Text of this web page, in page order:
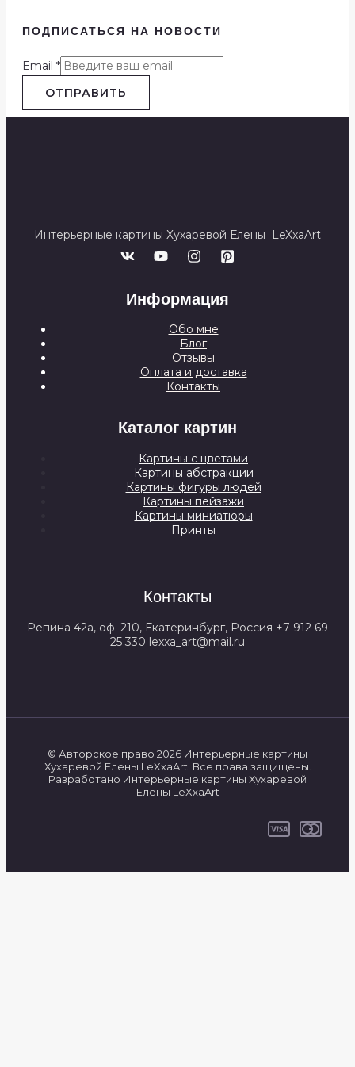
ПОДПИСАТЬСЯ НА НОВОСТИ
Email *
ОТПРАВИТЬ
Интерьерные картины Хухаревой Елены LeXxaArt
Информация
Обо мне
Блог
Отзывы
Оплата и доставка
Контакты
Каталог картин
Картины с цветами
Картины абстракции
Картины фигуры людей
Картины пейзажи
Картины миниатюры
Принты
Контакты
Репина 42а, оф. 210, Екатеринбург, Россия +7 912 69
25 330 lexxa_art@mail.ru
© Авторское право 2026 Интерьерные картины
Хухаревой Елены LeXxaArt. Все права защищены.
Разработано Интерьерные картины Хухаревой
Елены LeXxaArt